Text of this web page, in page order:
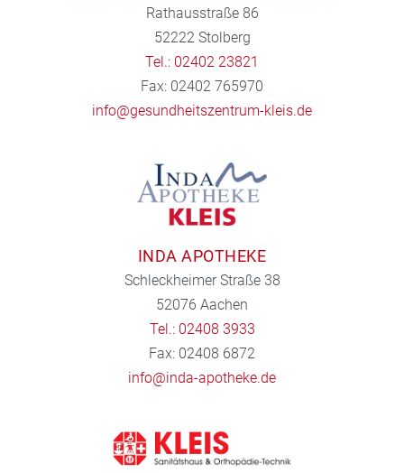
Rathausstraße 86
52222 Stolberg
Tel.: 02402 23821
Fax: 02402 765970
info@gesundheitszentrum-kleis.de
INDA APOTHEKE
Schleckheimer Straße 38
52076 Aachen
Tel.: 02408 3933
Fax: 02408 6872
info@inda-apotheke.de